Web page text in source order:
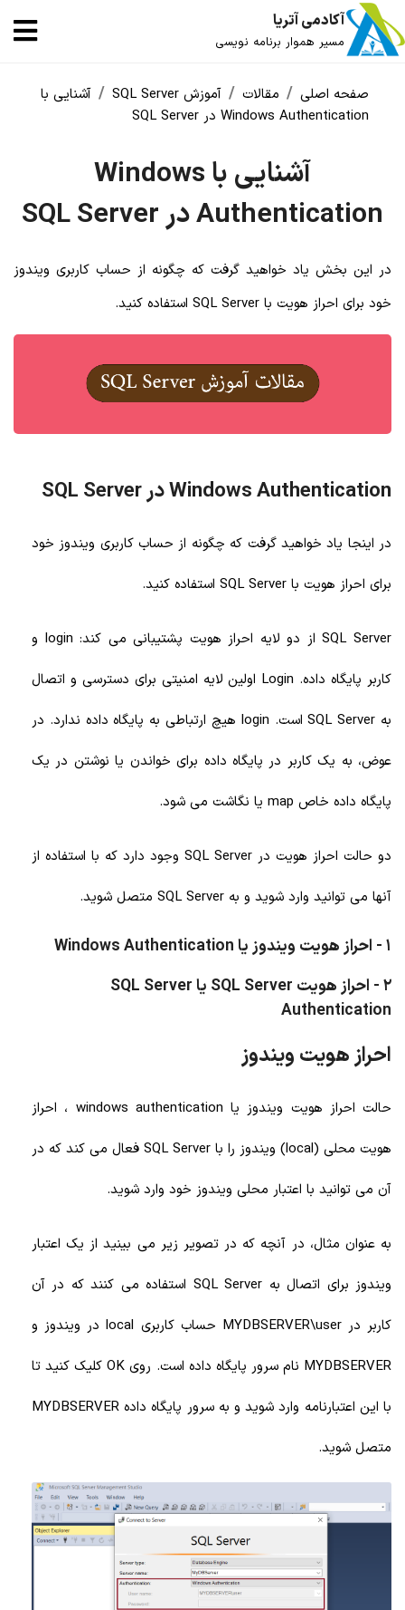
آکادمی آتریا
مسیر هموار برنامه نویسی
صفحه اصلی مقالات آموزش SQL Server
آشنایی با
Windows Authentication در SQL Server
آشنایی با Windows
Authentication در SQL Server
در این بخش یاد خواهید گرفت که چگونه از حساب کاربری ویندوز
خود برای احراز هویت با SQL Server استفاده کنید.
Windows Authentication در SQL Server
در اینجا یاد خواهید گرفت که چگونه از حساب کاربری ویندوز خود
برای احراز هویت با SQL Server استفاده کنید.
SQL Server از دو لایه احراز هویت پشتیبانی می کند: login و
کاربر پایگاه داده. Login اولین لایه امنیتی برای دسترسی و اتصال
به SQL Server است. login هیچ ارتباطی به پایگاه داده ندارد. در
عوض، به یک کاربر در پایگاه داده برای خواندن یا نوشتن در یک
پایگاه داده خاص map یا نگاشت می شود.
دو حالت احراز هویت در SQL Server وجود دارد که با استفاده از
آنها می توانید وارد شوید و به SQL Server متصل شوید.
1 - احراز هویت ویندوز یا Windows Authentication
2 - احراز هویت SQL Server یا SQL Server
Authentication
احراز هویت ویندوز
حالت احراز هویت ویندوز یا windows authentication ، احراز
هویت محلی (local) ویندوز را با SQL Server فعال می کند که در
آن می توانید با اعتبار محلی ویندوز خود وارد شوید.
به عنوان مثال، در آنچه که در تصویر زیر می بینید از یک اعتبار
ویندوز برای اتصال به SQL Server استفاده می کنند که در آن
کاربر در MYDBSERVER\user حساب کاربری local در ویندوز و
MYDBSERVER نام سرور پایگاه داده است. روی OK کلیک کنید تا
با این اعتبارنامه وارد شوید و به سرور پایگاه داده MYDBSERVER
متصل شوید.